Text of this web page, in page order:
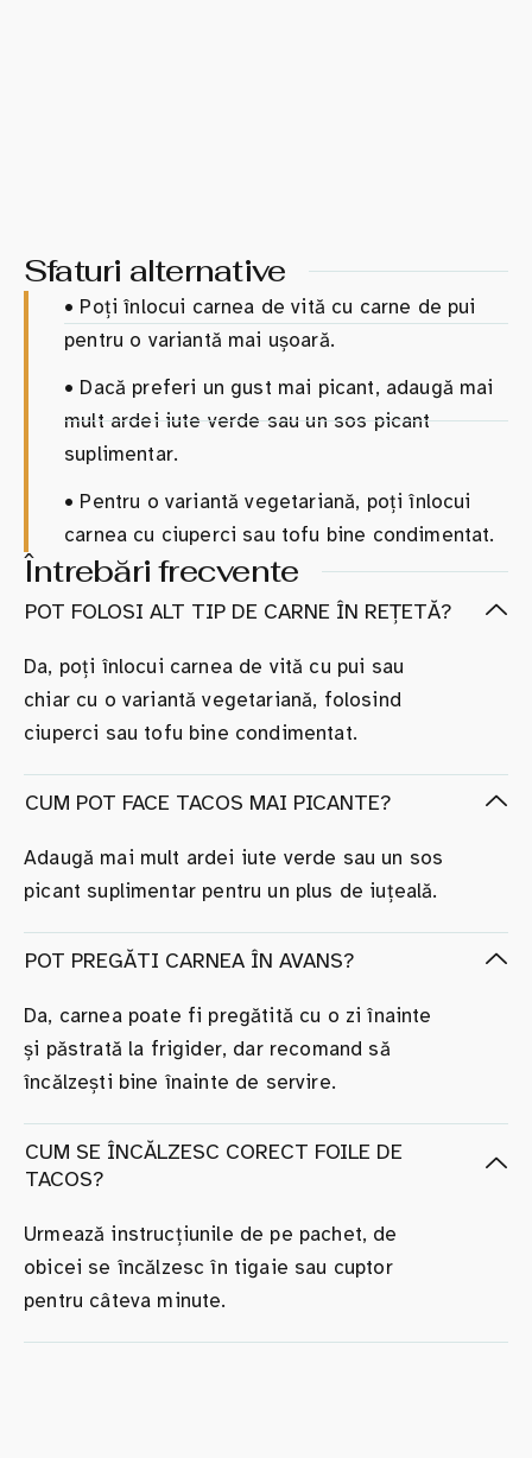
Sfaturi alternative
• Poți înlocui carnea de vită cu carne de pui
pentru o variantă mai ușoară.
• Dacă preferi un gust mai picant, adaugă mai
mult ardei iute verde sau un sos picant
suplimentar.
• Pentru o variantă vegetariană, poți înlocui
carnea cu ciuperci sau tofu bine condimentat.
Întrebări frecvente
POT FOLOSI ALT TIP DE CARNE ÎN REȚETĂ?
Da, poți înlocui carnea de vită cu pui sau
chiar cu o variantă vegetariană, folosind
ciuperci sau tofu bine condimentat.
CUM POT FACE TACOS MAI PICANTE?
Adaugă mai mult ardei iute verde sau un sos
picant suplimentar pentru un plus de iuțeală.
POT PREGĂTI CARNEA ÎN AVANS?
Da, carnea poate fi pregătită cu o zi înainte
și păstrată la frigider, dar recomand să
încălzești bine înainte de servire.
CUM SE ÎNCĂLZESC CORECT FOILE DE
TACOS?
Urmează instrucțiunile de pe pachet, de
obicei se încălzesc în tigaie sau cuptor
pentru câteva minute.